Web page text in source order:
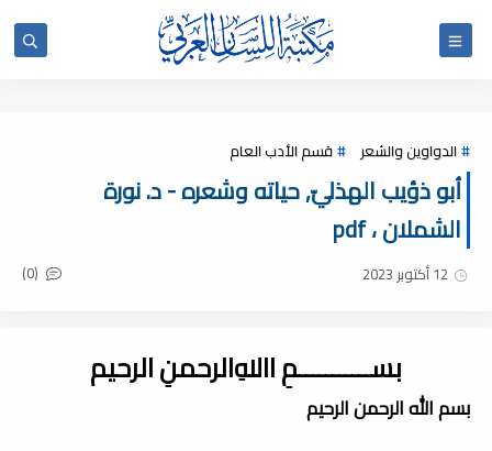
الدواوين والشعر قسم الأدب العام
أبو ذؤيب الهذليّ, حياته وشعره - د. نورة
الشملان ، pdf
12 أكتوبر 2023 (0)
بســـــــــــمِ اﷲِالرحمنِ الرحيم
بسم الله الرحمن الرحيم